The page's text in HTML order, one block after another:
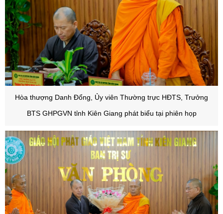
Hòa thượng Danh Đổng, Ủy viên Thường trực HĐTS, Trưởng
BTS GHPGVN tỉnh Kiên Giang phát biểu tại phiên họp